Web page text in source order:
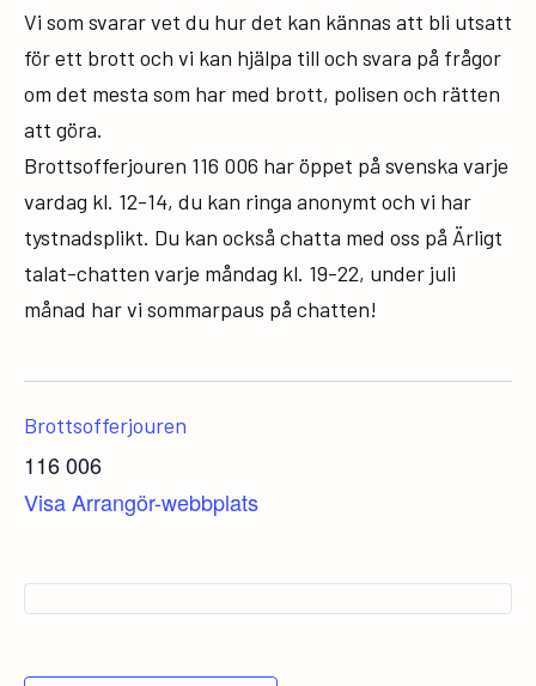
Vi som svarar vet du hur det kan kännas att bli utsatt
för ett brott och vi kan hjälpa till och svara på frågor
om det mesta som har med brott, polisen och rätten
att göra.
Brottsofferjouren 116 006 har öppet på svenska varje
vardag kl. 12-14, du kan ringa anonymt och vi har
tystnadsplikt. Du kan också chatta med oss på Ärligt
talat-chatten varje måndag kl. 19-22, under juli
månad har vi sommarpaus på chatten!
Brottsofferjouren
116 006
Visa Arrangör-webbplats